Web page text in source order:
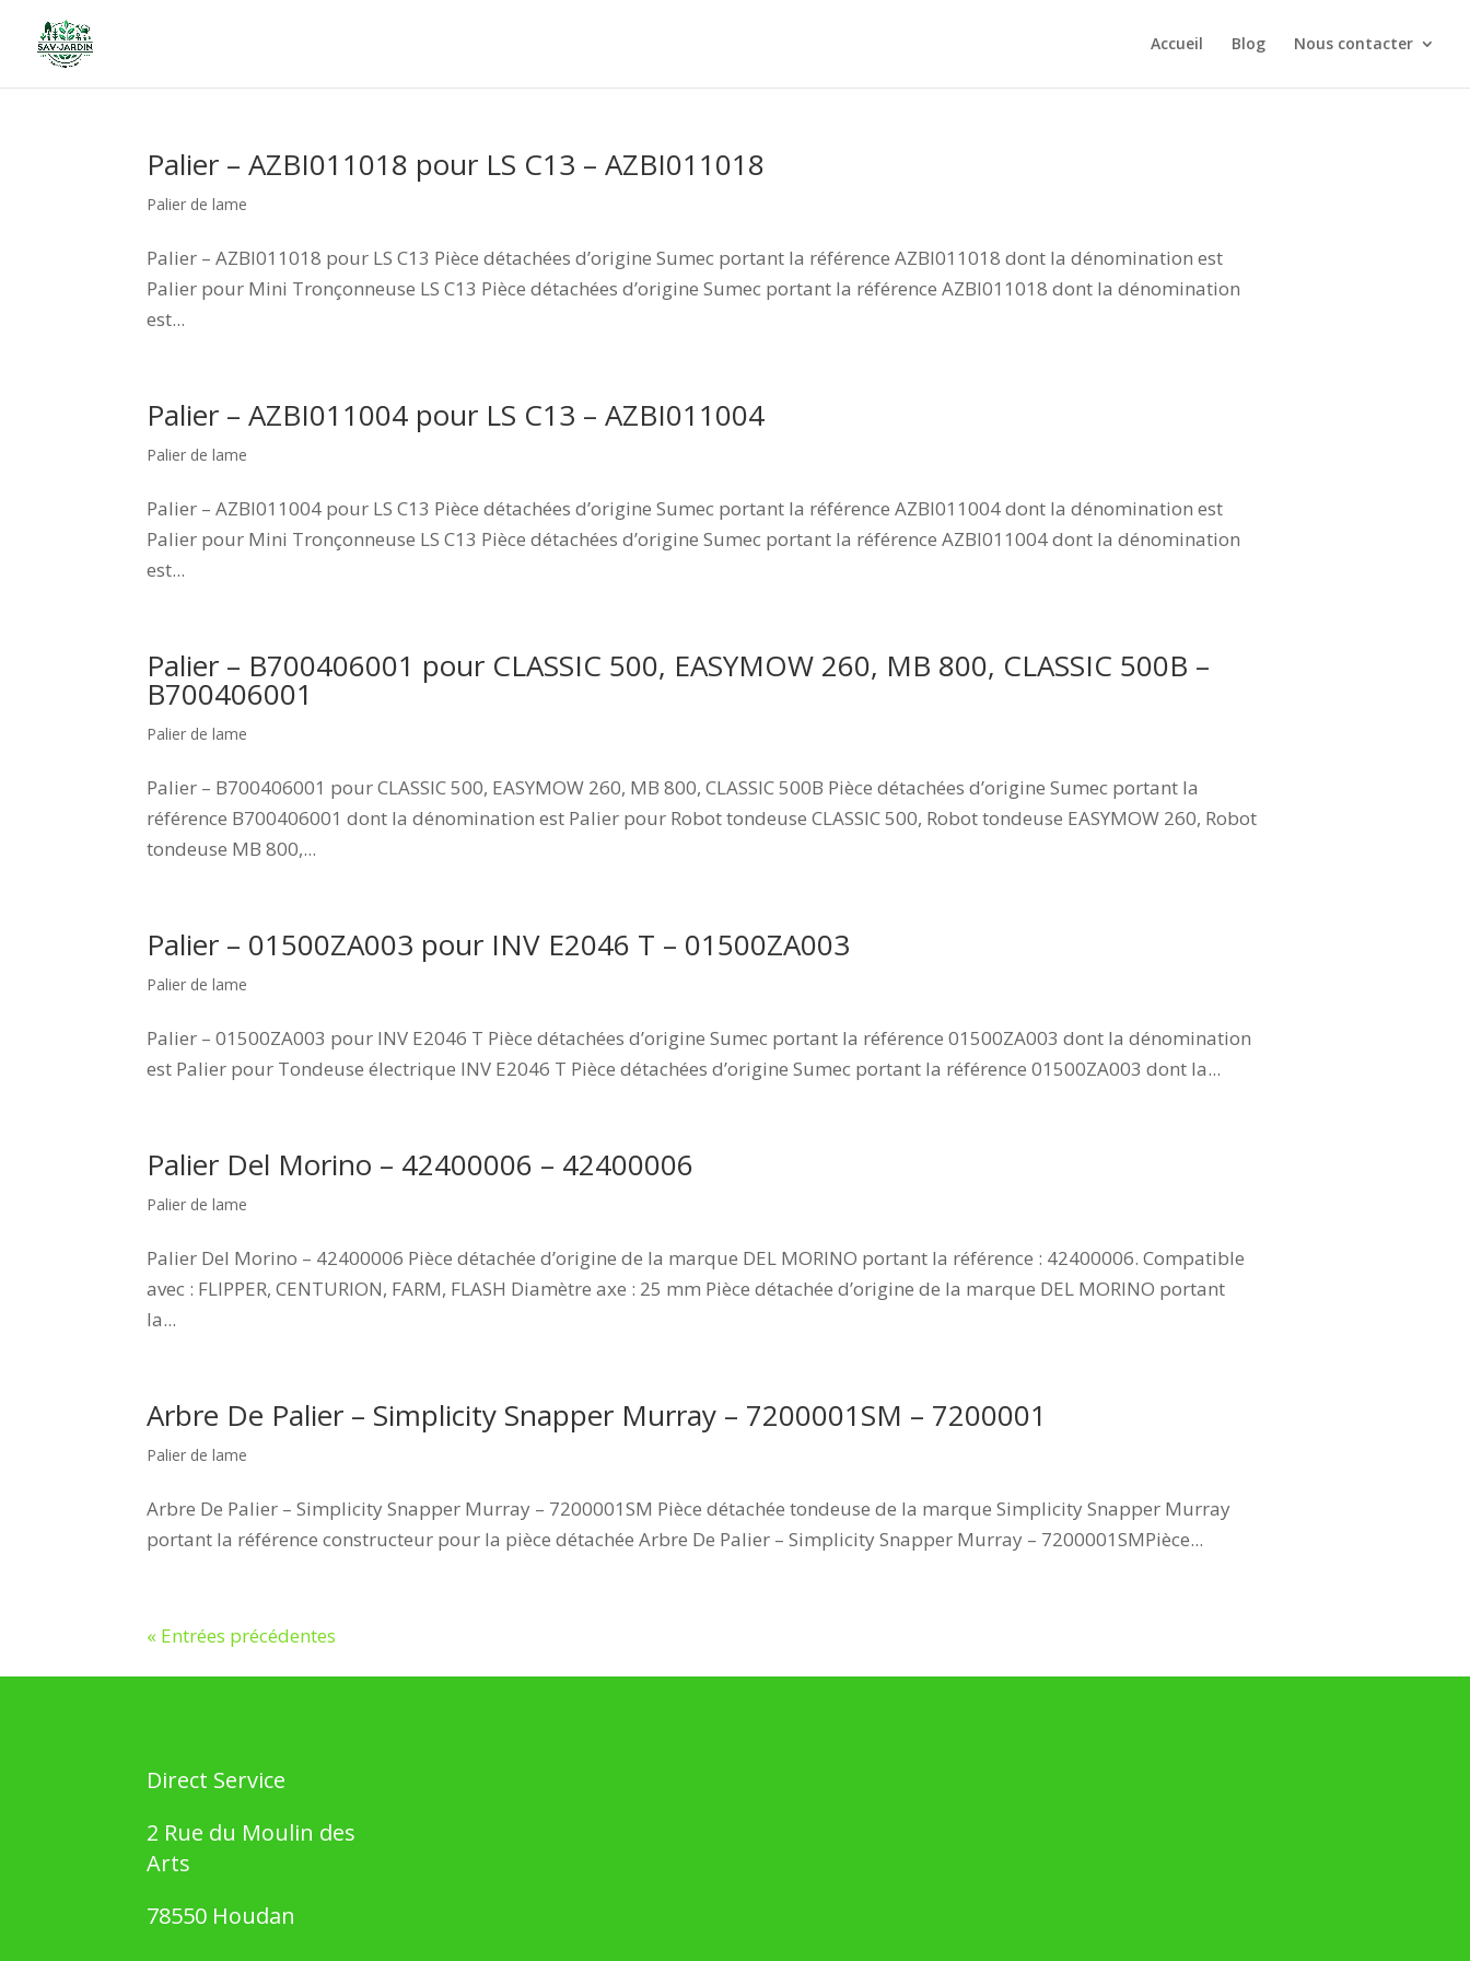
Accueil Blog Nous contacter
Palier – AZBI011018 pour LS C13 – AZBI011018
Palier de lame
Palier – AZBI011018 pour LS C13 Pièce détachées d’origine Sumec portant la référence AZBI011018 dont la dénomination est
Palier pour Mini Tronçonneuse LS C13 Pièce détachées d’origine Sumec portant la référence AZBI011018 dont la dénomination
est...
Palier – AZBI011004 pour LS C13 – AZBI011004
Palier de lame
Palier – AZBI011004 pour LS C13 Pièce détachées d’origine Sumec portant la référence AZBI011004 dont la dénomination est
Palier pour Mini Tronçonneuse LS C13 Pièce détachées d’origine Sumec portant la référence AZBI011004 dont la dénomination
est...
Palier – B700406001 pour CLASSIC 500, EASYMOW 260, MB 800, CLASSIC 500B –
B700406001
Palier de lame
Palier – B700406001 pour CLASSIC 500, EASYMOW 260, MB 800, CLASSIC 500B Pièce détachées d’origine Sumec portant la
référence B700406001 dont la dénomination est Palier pour Robot tondeuse CLASSIC 500, Robot tondeuse EASYMOW 260, Robot
tondeuse MB 800,...
Palier – 01500ZA003 pour INV E2046 T – 01500ZA003
Palier de lame
Palier – 01500ZA003 pour INV E2046 T Pièce détachées d’origine Sumec portant la référence 01500ZA003 dont la dénomination
est Palier pour Tondeuse électrique INV E2046 T Pièce détachées d’origine Sumec portant la référence 01500ZA003 dont la...
Palier Del Morino – 42400006 – 42400006
Palier de lame
Palier Del Morino – 42400006 Pièce détachée d’origine de la marque DEL MORINO portant la référence : 42400006. Compatible
avec : FLIPPER, CENTURION, FARM, FLASH Diamètre axe : 25 mm Pièce détachée d’origine de la marque DEL MORINO portant
la...
Arbre De Palier – Simplicity Snapper Murray – 7200001SM – 7200001
Palier de lame
Arbre De Palier – Simplicity Snapper Murray – 7200001SM Pièce détachée tondeuse de la marque Simplicity Snapper Murray
portant la référence constructeur pour la pièce détachée Arbre De Palier – Simplicity Snapper Murray – 7200001SMPièce...
« Entrées précédentes
Direct Service
2 Rue du Moulin des
Arts
78550 Houdan